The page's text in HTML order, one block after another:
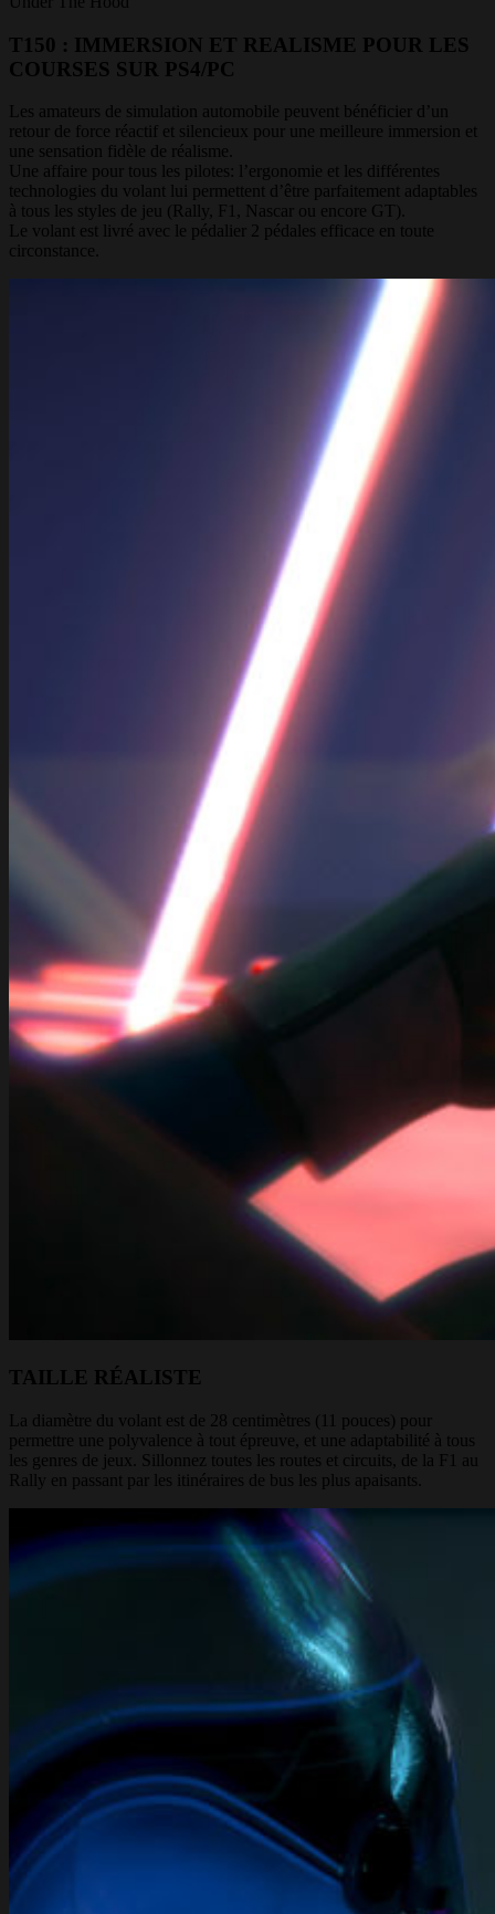
T150 : IMMERSION ET REALISME POUR LES
COURSES SUR PS4/PC
Les amateurs de simulation automobile peuvent bénéficier d’un
retour de force réactif et silencieux pour une meilleure immersion et
une sensation fidèle de réalisme.
Une affaire pour tous les pilotes: l’ergonomie et les différentes
technologies du volant lui permettent d’être parfaitement adaptables
à tous les styles de jeu (Rally, F1, Nascar ou encore GT).
Le volant est livré avec le pédalier 2 pédales efficace en toute
circonstance.
TAILLE RÉALISTE
La diamètre du volant est de 28 centimètres (11 pouces) pour
permettre une polyvalence à tout épreuve, et une adaptabilité à tous
les genres de jeux. Sillonnez toutes les routes et circuits, de la F1 au
Rally en passant par les itinéraires de bus les plus apaisants.